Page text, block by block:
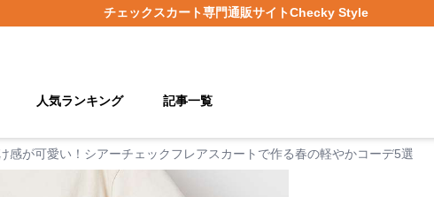
チェックスカート専門通販サイトChecky Style
人気ランキング 記事一覧
感が可愛い！シアーチェックフレアスカートで作る春の軽やかコーデ5選